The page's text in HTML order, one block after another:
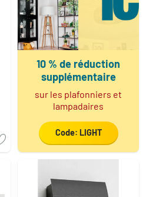
10 % de réduction
supplémentaire
sur les plafonniers et
lampadaires
Code: LIGHT